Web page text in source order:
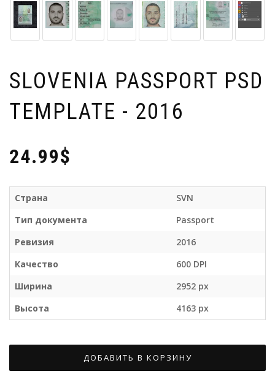
SLOVENIA PASSPORT PSD
TEMPLATE - 2016
24.99$
Страна
SVN
Тип документа
Passport
Ревизия
2016
Качество
600 DPI
Ширина
2952 px
Высота
4163 px
ДОБАВИТЬ В КОРЗИНУ